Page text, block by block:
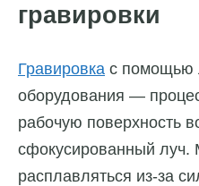
гравировки
Гравировка с помощью
оборудования —
рабочую поверхность
сфокусированный луч.
расплавляться из-за